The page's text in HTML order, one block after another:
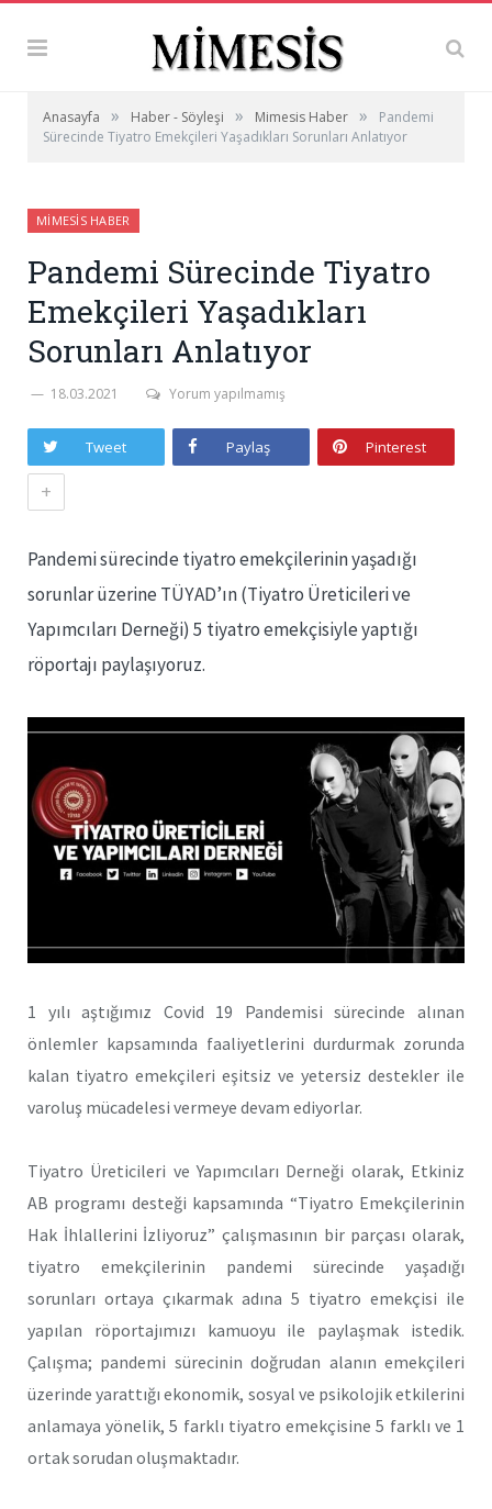
Anasayfa » Haber - Söyleşi » Mimesis Haber »
Pandemi
Sürecinde Tiyatro Emekçileri Yaşadıkları Sorunları Anlatıyor
MIMESIS HABER
Pandemi Sürecinde Tiyatro
Emekçileri Yaşadıkları
Sorunları Anlatıyor
18.03.2021 Yorum yapılmamış
Tweet Paylaş Pinterest
+
Pandemi sürecinde tiyatro emekçilerinin yaşadığı
sorunlar üzerine TÜYAD’ın (Tiyatro Üreticileri ve
Yapımcıları Derneği) 5 tiyatro emekçisiyle yaptığı
röportajı paylaşıyoruz.
1 yılı aştığımız Covid 19 Pandemisi sürecinde alınan
önlemler kapsamında faaliyetlerini durdurmak zorunda
kalan tiyatro emekçileri eşitsiz ve yetersiz destekler ile
varoluş mücadelesi vermeye devam ediyorlar.
Tiyatro Üreticileri ve Yapımcıları Derneği olarak, Etkiniz
AB programı desteği kapsamında “Tiyatro Emekçilerinin
Hak İhlallerini İzliyoruz” çalışmasının bir parçası olarak,
tiyatro emekçilerinin pandemi sürecinde yaşadığı
sorunları ortaya çıkarmak adına 5 tiyatro emekçisi ile
yapılan röportajımızı kamuoyu ile paylaşmak istedik.
Çalışma; pandemi sürecinin doğrudan alanın emekçileri
üzerinde yarattığı ekonomik, sosyal ve psikolojik etkilerini
anlamaya yönelik, 5 farklı tiyatro emekçisine 5 farklı ve 1
ortak sorudan oluşmaktadır.